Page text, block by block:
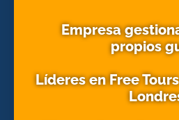
Empresa
propios
Líderes en Free